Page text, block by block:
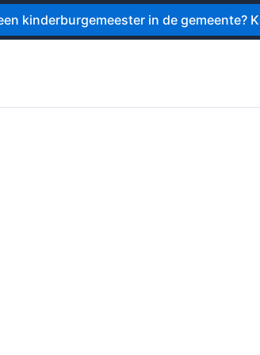
kinderburgemeester in de gemeente?